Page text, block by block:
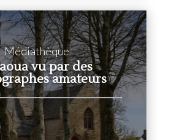
Médiathèque
vu par des
amateurs